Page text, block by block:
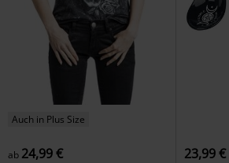
Auch in Plus Size
ab 24,99 € 23,99 €